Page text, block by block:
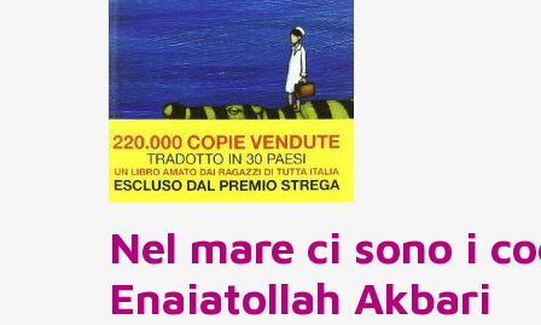
Nel mare ci sono i
Enaiatollah Akbari